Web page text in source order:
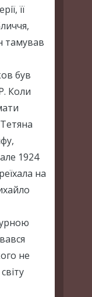
її
тамував
був
Коли
1924
на
не